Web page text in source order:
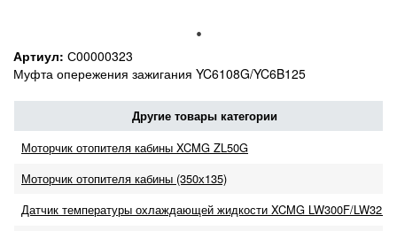
Артиул: С00000323
Муфта опережения зажигания YC6108G/YC6B125
Другие товары категории
Моторчик отопителя кабины XCMG ZL50G
Моторчик отопителя кабины (350х135)
Датчик температуры охлаждающей жидкости XCMG LW300F/LW321